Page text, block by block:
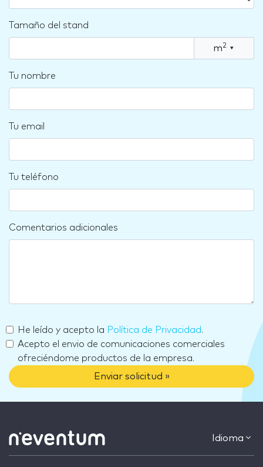
Tamaño del stand
m2 ▾
Tu nombre
Tu email
Tu teléfono
Comentarios adicionales
He leído y acepto la Política de Privacidad.
Acepto el envio de comunicaciones comerciales
ofreciéndome productos de la empresa.
Enviar solicitud »
Idioma